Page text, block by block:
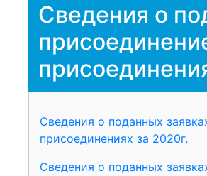
Сведения о
Сведения о поданных
присоединениях за 2020г.
Сведения о поданных